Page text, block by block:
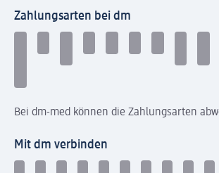
Zahlungsarten bei dm
Bei dm-med können die Zahlungsarten
Mit dm verbinden